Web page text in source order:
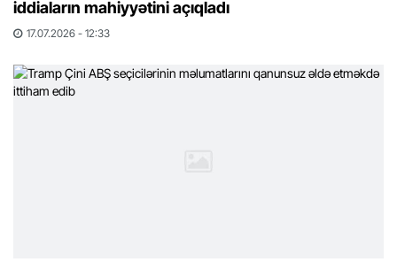
iddiaların mahiyyətini açıqladı
17.07.2026 - 12:33